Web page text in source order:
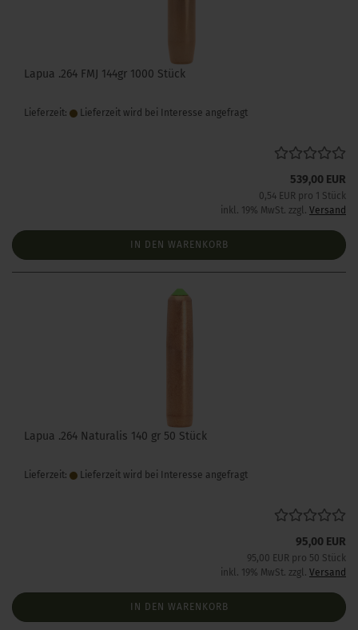
Lapua .264 FMJ 144gr 1000 Stück
Lieferzeit: Lieferzeit wird bei Interesse angefragt
539,00 EUR
0,54 EUR pro 1 Stück
inkl. 19% MwSt. zzgl. Versand
IN DEN WARENKORB
Lapua .264 Naturalis 140 gr 50 Stück
Lieferzeit: Lieferzeit wird bei Interesse angefragt
95,00 EUR
95,00 EUR pro 50 Stück
inkl. 19% MwSt. zzgl. Versand
IN DEN WARENKORB